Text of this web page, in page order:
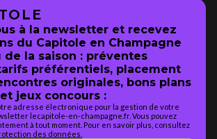
à la newsletter et recevez
du Capitole en Champagne
la saison : préventes
préférentiels, placement
originales, bons plans
jeux concours :
adresse électronique pour la gestion de votre
lecapitole-en-champagne.fr. Vous pouvez
à tout moment. Pour en savoir plus, consultez
des données.